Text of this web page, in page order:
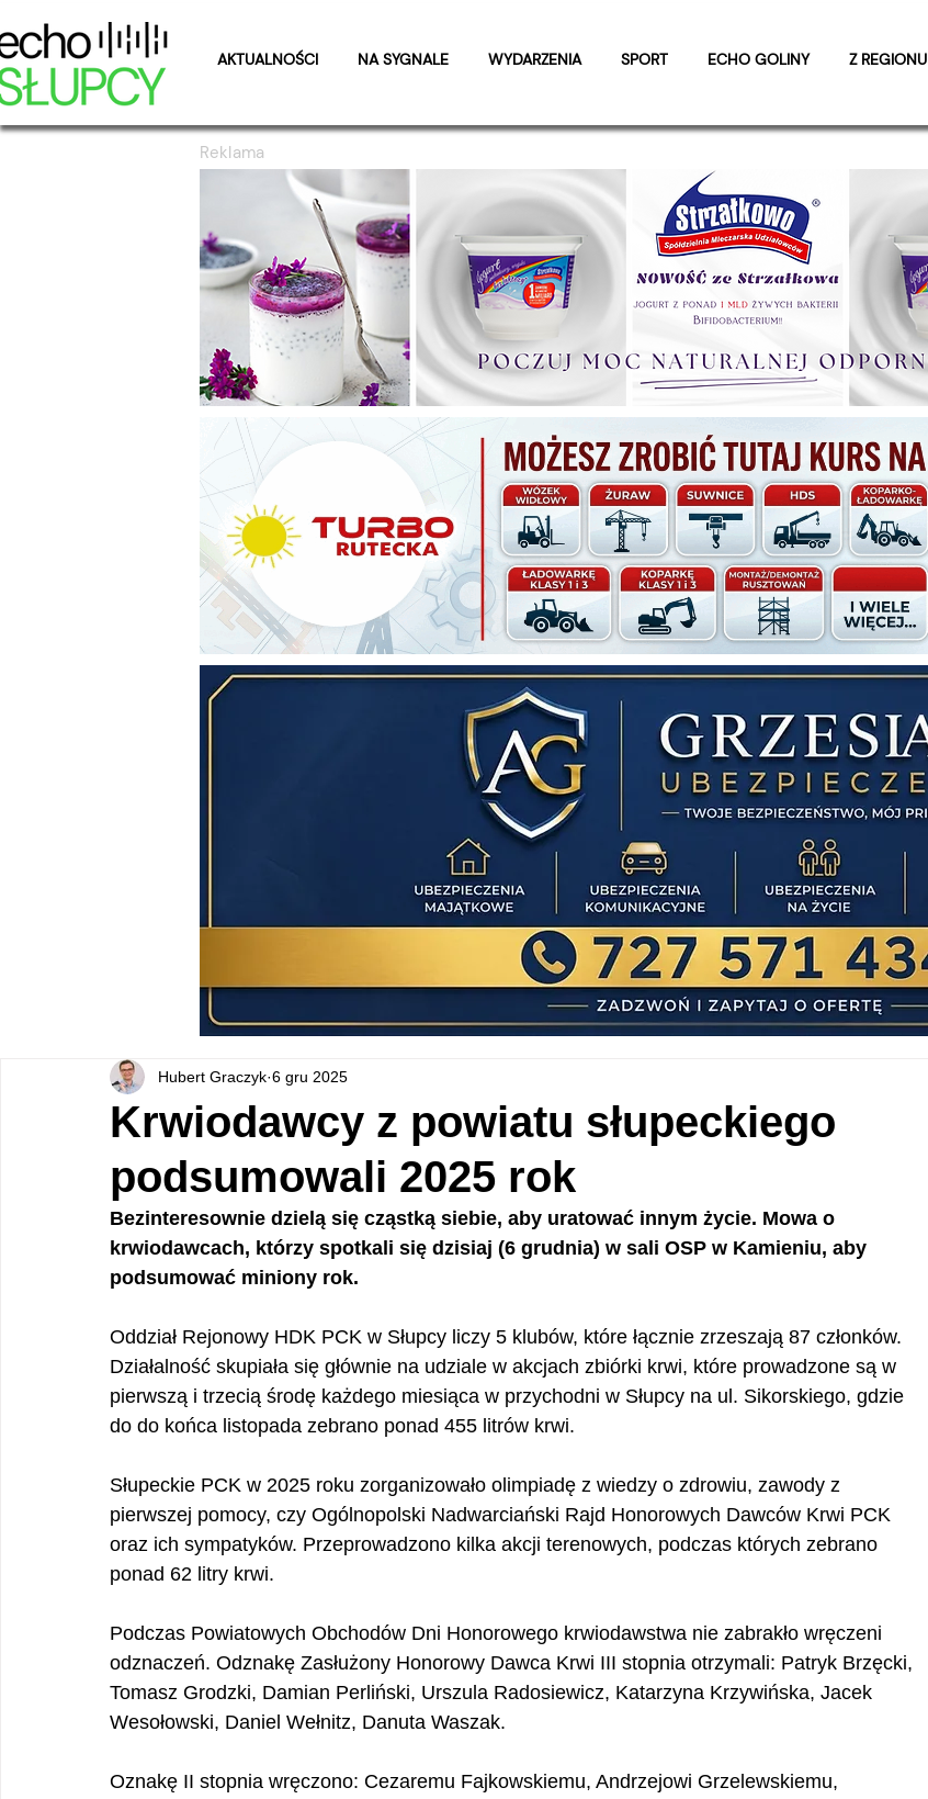
AKTUALNOŚCI NA SYGNALE WYDARZENIA SPORT ECHO GOLINY Z REGIONU
Reklama
Krwiodawcy z powiatu słupeckiego
podsumowali 2025 rok
Hubert Graczyk 6 gru 2025
Bezinteresownie dzielą się cząstką siebie, aby uratować innym życie. Mowa o
krwiodawcach, którzy spotkali się dzisiaj (6 grudnia) w sali OSP w Kamieniu, aby
podsumować miniony rok.
Oddział Rejonowy HDK PCK w Słupcy liczy 5 klubów, które łącznie zrzeszają 87 członków.
Działalność skupiała się głównie na udziale w akcjach zbiórki krwi, które prowadzone są w
pierwszą i trzecią środę każdego miesiąca w przychodni w Słupcy na ul. Sikorskiego, gdzie
do do końca listopada zebrano ponad 455 litrów krwi.
Słupeckie PCK w 2025 roku zorganizowało olimpiadę z wiedzy o zdrowiu, zawody z
pierwszej pomocy, czy Ogólnopolski Nadwarciański Rajd Honorowych Dawców Krwi PCK
oraz ich sympatyków. Przeprowadzono kilka akcji terenowych, podczas których zebrano
ponad 62 litry krwi.
Podczas Powiatowych Obchodów Dni Honorowego krwiodawstwa nie zabrakło wręczeni
odznaczeń. Odznakę Zasłużony Honorowy Dawca Krwi III stopnia otrzymali: Patryk Brzęcki,
Tomasz Grodzki, Damian Perliński, Urszula Radosiewicz, Katarzyna Krzywińska, Jacek
Wesołowski, Daniel Wełnitz, Danuta Waszak.
Oznakę II stopnia wręczono: Cezaremu Fajkowskiemu, Andrzejowi Grzelewskiemu,